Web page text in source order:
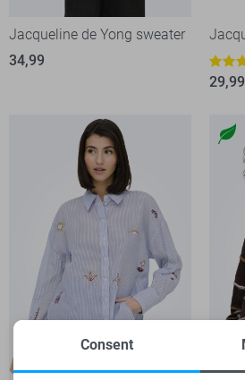
Jacqueline de Yong sweater
34,99
29,99
Consent